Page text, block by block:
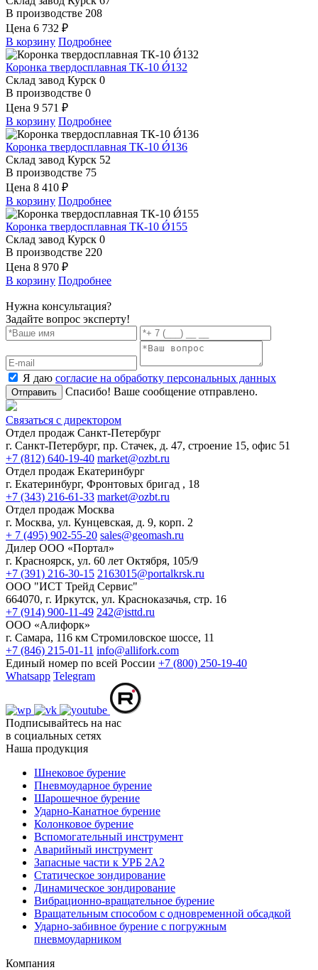
В производстве 208
Цена 6 732 ₽
В корзину Подробнее
Коронка твердосплавная ТК-10 Ǿ132
Склад завод Курск 0
В производстве 0
Цена 9 571 ₽
В корзину Подробнее
Коронка твердосплавная ТК-10 Ǿ136
Склад завод Курск 52
В производстве 75
Цена 8 410 ₽
В корзину Подробнее
Коронка твердосплавная ТК-10 Ǿ155
Склад завод Курск 0
В производстве 220
Цена 8 970 ₽
В корзину Подробнее
Нужна консультация?
Задайте вопрос эксперту!
Я даю согласие на обработку персональных данных
Отправить Спасибо! Ваше сообщение отправлено.
Связаться с директором
Отдел продаж Санкт-Петербург
г. Санкт-Петербург, пр. Стачек, д. 47, строение 15, офис 51
+7 (812) 640-19-40 market@ozbt.ru
Отдел продаж Екатеринбург
г. Екатеринбург, Фронтовых бригад , 18
+7 (343) 216-61-33 market@ozbt.ru
Отдел продаж Москва
г. Москва, ул. Кунцевская, д. 9, корп. 2
+ 7 (495) 902-55-20 sales@geomash.ru
Дилер ООО «Портал»
г. Красноярск, ул. 60 лет Октября, 105/9
+7 (391) 216-30-15 2163015@portalkrsk.ru
ООО "ИСТ Трейд Сервис"
664070, г. Иркутск, ул. Красноказачья, стр. 16
+7 (914) 900-11-49 242@isttd.ru
ООО «Алифорк»
г. Самара, 116 км Стромиловское шоссе, 11
+7 (846) 215-01-11 info@allifork.com
Единый номер по всей России +7 (800) 250-19-40
Whatsapp Telegram
Подписывайтесь на нас
в социальных сетях
Наша продукция
Шнековое бурение
Пневмоударное бурение
Шарошечное бурение
Ударно-Канатное бурение
Колонковое бурение
Вспомогательный инструмент
Аварийный инструмент
Запасные части к УРБ 2А2
Статическое зондирование
Динамическое зондирование
Вибрационно-вращательное бурение
Вращательным способом с одновременной обсадкой
Ударно-забивное бурение с погружным
пневмоударником
Компания